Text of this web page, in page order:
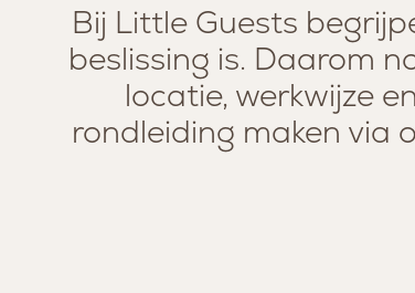
Bij Little Guests
beslissing is. Daarom
locatie, werkwijze
rondleiding maken via